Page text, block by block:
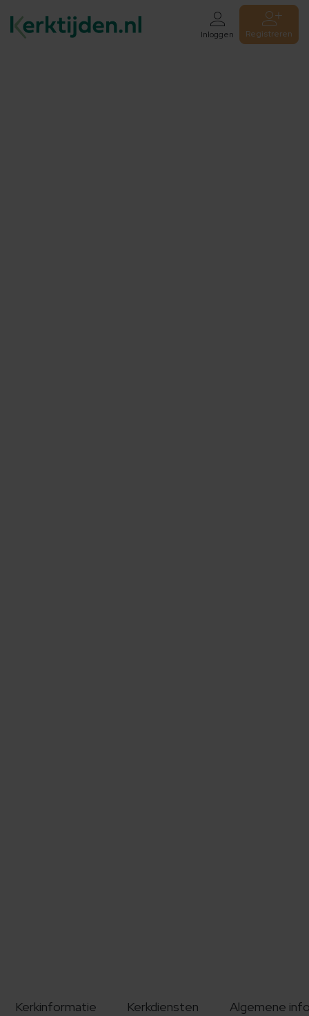
Inloggen Registreren
Kerkinformatie Kerkdiensten Algemene